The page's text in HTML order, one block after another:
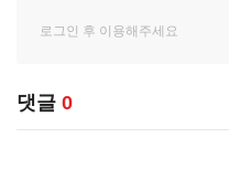
댓글 0